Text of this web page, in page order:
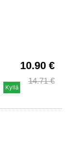
10.90 €
14.71 €